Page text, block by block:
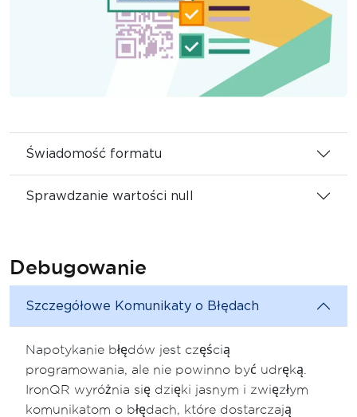
Świadomość formatu
Sprawdzanie wartości null
Debugowanie
Szczegółowe Komunikaty o Błędach
Napotykanie błędów jest częścią
programowania, ale nie powinno być udręką.
IronQR wyróżnia się dzięki jasnym i zwięzłym
komunikatom o błędach, które dostarczają